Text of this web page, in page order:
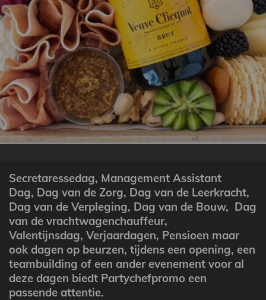
Secretaressedag, Management Assistant
Dag, Dag van de Zorg, Dag van de Leerkracht,
Dag van de Verpleging, Dag van de Bouw, Dag
van de vrachtwagenchauffeur,
Valentijnsdag, Verjaardagen, Pensioen maar
ook dagen op beurzen, tijdens een opening, een
teambuilding of een ander evenement voor al
deze dagen biedt Partychefpromo een
passende attentie.